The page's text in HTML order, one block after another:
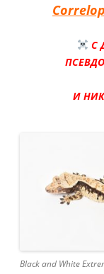
С
И
Black and White